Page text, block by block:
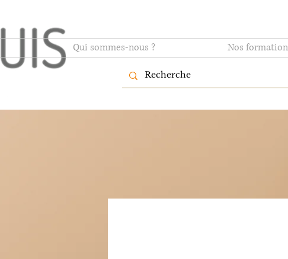
Qui sommes-nous ? Nos